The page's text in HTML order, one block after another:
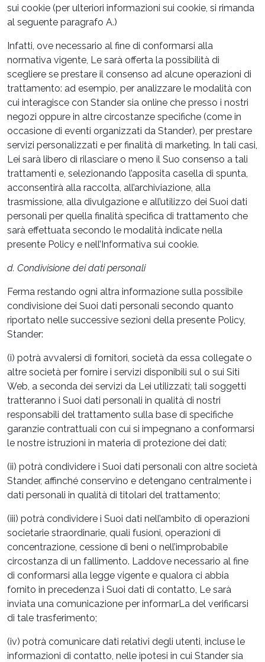
sui cookie (per ulteriori informazioni sui cookie, si rimanda
al seguente paragrafo A.)
Infatti, ove necessario al fine di conformarsi alla
normativa vigente, Le sarà offerta la possibilità di
scegliere se prestare il consenso ad alcune operazioni di
trattamento: ad esempio, per analizzare le modalità con
cui interagisce con Stander sia online che presso i nostri
negozi oppure in altre circostanze specifiche (come in
occasione di eventi organizzati da Stander), per prestare
servizi personalizzati e per finalità di marketing. In tali casi,
Lei sarà libero di rilasciare o meno il Suo consenso a tali
trattamenti e, selezionando l’apposita casella di spunta,
acconsentirà alla raccolta, all’archiviazione, alla
trasmissione, alla divulgazione e all’utilizzo dei Suoi dati
personali per quella finalità specifica di trattamento che
sarà effettuata secondo le modalità indicate nella
presente Policy e nell’Informativa sui cookie.
d. Condivisione dei dati personali
Ferma restando ogni altra informazione sulla possibile
condivisione dei Suoi dati personali secondo quanto
riportato nelle successive sezioni della presente Policy,
Stander:
(i) potrà avvalersi di fornitori, società da essa collegate o
altre società per fornire i servizi disponibili sul o sui Siti
Web, a seconda dei servizi da Lei utilizzati; tali soggetti
tratteranno i Suoi dati personali in qualità di nostri
responsabili del trattamento sulla base di specifiche
garanzie contrattuali con cui si impegnano a conformarsi
le nostre istruzioni in materia di protezione dei dati;
(ii) potrà condividere i Suoi dati personali con altre società
Stander, affinché conservino e detengano centralmente i
dati personali in qualità di titolari del trattamento;
(iii) potrà condividere i Suoi dati nell’ambito di operazioni
societarie straordinarie, quali fusioni, operazioni di
concentrazione, cessione di beni o nell’improbabile
circostanza di un fallimento. Laddove necessario al fine
di conformarsi alla legge vigente e qualora ci abbia
fornito in precedenza i Suoi dati di contatto, Le sarà
inviata una comunicazione per informarLa del verificarsi
di tale trasferimento;
(iv) potrà comunicare dati relativi degli utenti, incluse le
informazioni di contatto, nelle ipotesi in cui Stander sia